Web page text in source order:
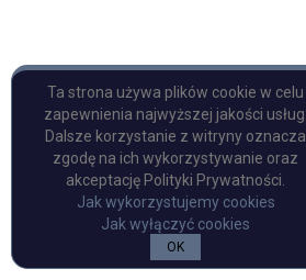
Copyright © Pulp Books
Ta strona używa plików cookie w celu
zapewnienia najwyższej jakości usług.
Dalsze korzystanie z witryny oznacza
zgodę na ich wykorzystywanie oraz
akceptację Polityki Prywatności.
Jak wykorzystujemy cookies
Jak wyłączyć cookies
OK